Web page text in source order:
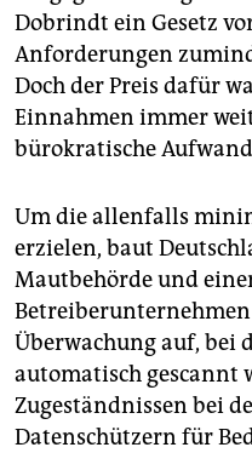
Dobrindt ein Gesetz
Anforderungen
Doch der Preis dafür
Einnahmen immer
bürokratische
Um die allenfalls
erzielen, baut
Mautbehörde und
Überwachung auf, bei
automatisch gescannt
Zugeständnissen bei
Datenschützern für